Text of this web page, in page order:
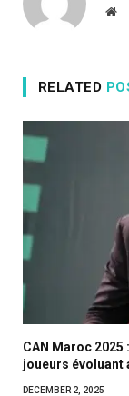
RELATED
CAN Maroc 2025
joueurs évoluant
DECEMBER 2, 2025